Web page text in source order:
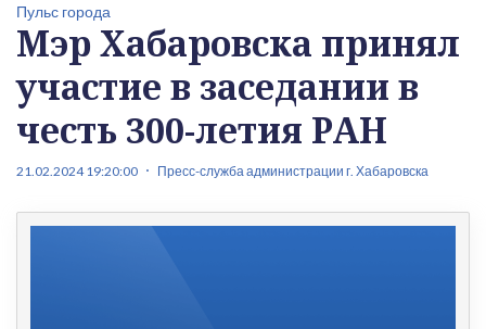
Пульс города
Мэр Хабаровска принял
участие в заседании в
честь 300-летия РАН
21.02.2024 19:20:00 Пресс-служба администрации г. Хабаровска